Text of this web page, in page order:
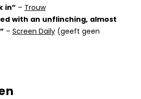
in” – Trouw
with an unflinching, almost
– Screen Daily (geeft geen